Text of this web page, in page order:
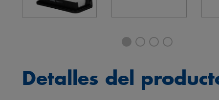
Detalles del